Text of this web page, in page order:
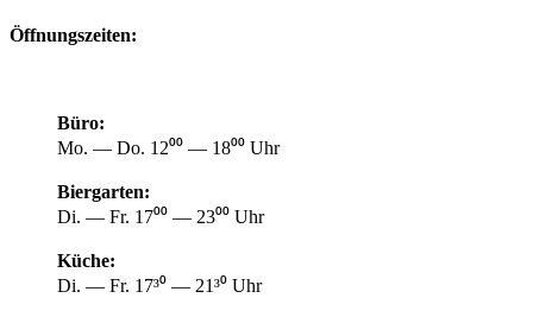
Öffnungszeiten:
Büro:
Mo. — Do. 12⁰⁰ — 18⁰⁰ Uhr
Biergarten:
Di. — Fr. 17⁰⁰ — 23⁰⁰ Uhr
Küche:
Di. — Fr. 17³⁰ — 21³⁰ Uhr